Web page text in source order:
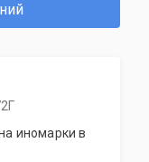
иномарки в